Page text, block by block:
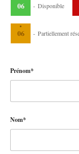
06 - Disponible
·
06 - Partiellement
Prénom*
Nom*